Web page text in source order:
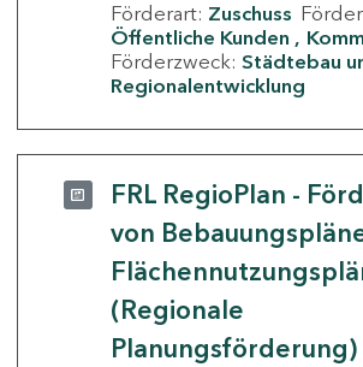
Förderart: Zuschuss
Öffentliche Kunden
Förderzweck: Städtebau
Regionalentwicklung
FRL RegioPlan -
von
(Regionale
Planungsförderung)